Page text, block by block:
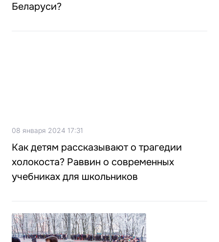
Беларуси?
08 января 2024 17:31
Как детям рассказывают о трагедии
холокоста? Раввин о современных
учебниках для школьников